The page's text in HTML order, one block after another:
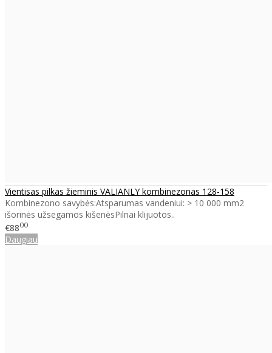
Vientisas pilkas žieminis VALIANLY kombinezonas 128-158
Kombinezono savybės:Atsparumas vandeniui: > 10 000 mm2
išorinės užsegamos kišenėsPilnai klijuotos..
€8800
Daugiau